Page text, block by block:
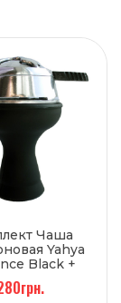
Чаша
Yahya
Black +
жара
Yahya